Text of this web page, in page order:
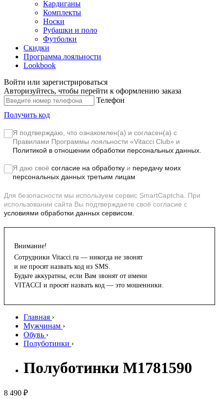
Кардиганы
Комплекты
Носки
Рубашки и поло
Футболки
Скидки
Программа лояльности
Lookbook
Войти или зарегистрироваться
Авторизуйтесь, чтобы перейти к оформлению заказа
Телефон
Получить код
Я подтверждаю, что ознакомлен(а) и согласен(а) с
Правилами Программы лояльности «Vitacci Club» и
Политикой в отношении обработки персональных данных.
Я даю своё согласие на обработку и передачу моих
персональных данных третьим лицам
Для безопасности мы используем сервис SmartCaptcha. При
использовании сайта Вы подтверждаете своё согласие с
условиями обработки данных сервисом.
Внимание!
Сотрудники Vitacci.ru — никогда не звонят
и не просят назвать код из SMS.
Будьте аккуратны, если Вам звонят от имени
VITACCI и просят назвать код — это мошенники.
Главная ›
Мужчинам ›
Обувь ›
Полуботинки ›
Полуботинки M1781590
8 490 ₽